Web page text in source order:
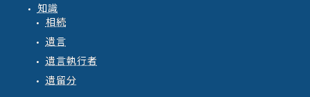
知識
相続
遺言
遺言執行者
遺留分